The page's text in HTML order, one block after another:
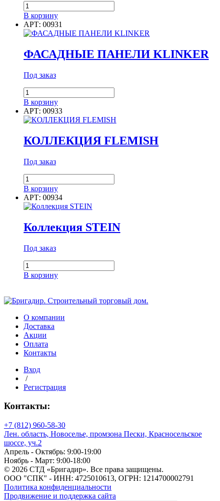
Количество
товара
Угол
наружный
фасадных
панелей
KLINKER
В корзину
АРТ: 00931
ФАСАДНЫЕ ПАНЕЛИ KLINKER
Под заказ
Количество
товара
ФАСАДНЫЕ
ПАНЕЛИ
В корзину
АРТ: 00933
КОЛЛЕКЦИЯ FLEMISH
Под заказ
Количество
товара
КОЛЛЕКЦИЯ
FLEMISH
В корзину
АРТ: 00934
Коллекция STEIN
Под заказ
Количество
товара
Коллекция
В корзину
О компании
Доставка
Акции
Оплата
Контакты
Вход
/
Регистрация
Контакты:
+7 (812) 960-58-30
Лен. область, Новоселье, промзона Пески, Красносельское
шоссе, уч.2
Апрель - Октябрь: 9:00-19:00
Ноябрь - Март: 9:00-18:00
© 2026 СТД «Бригадир». Все права защищены.
ООО "СПК" - ИНН: 4725010613, ОГРН: 1214700002791
Политика конфиденциальности
Продвижение и поддержка сайта